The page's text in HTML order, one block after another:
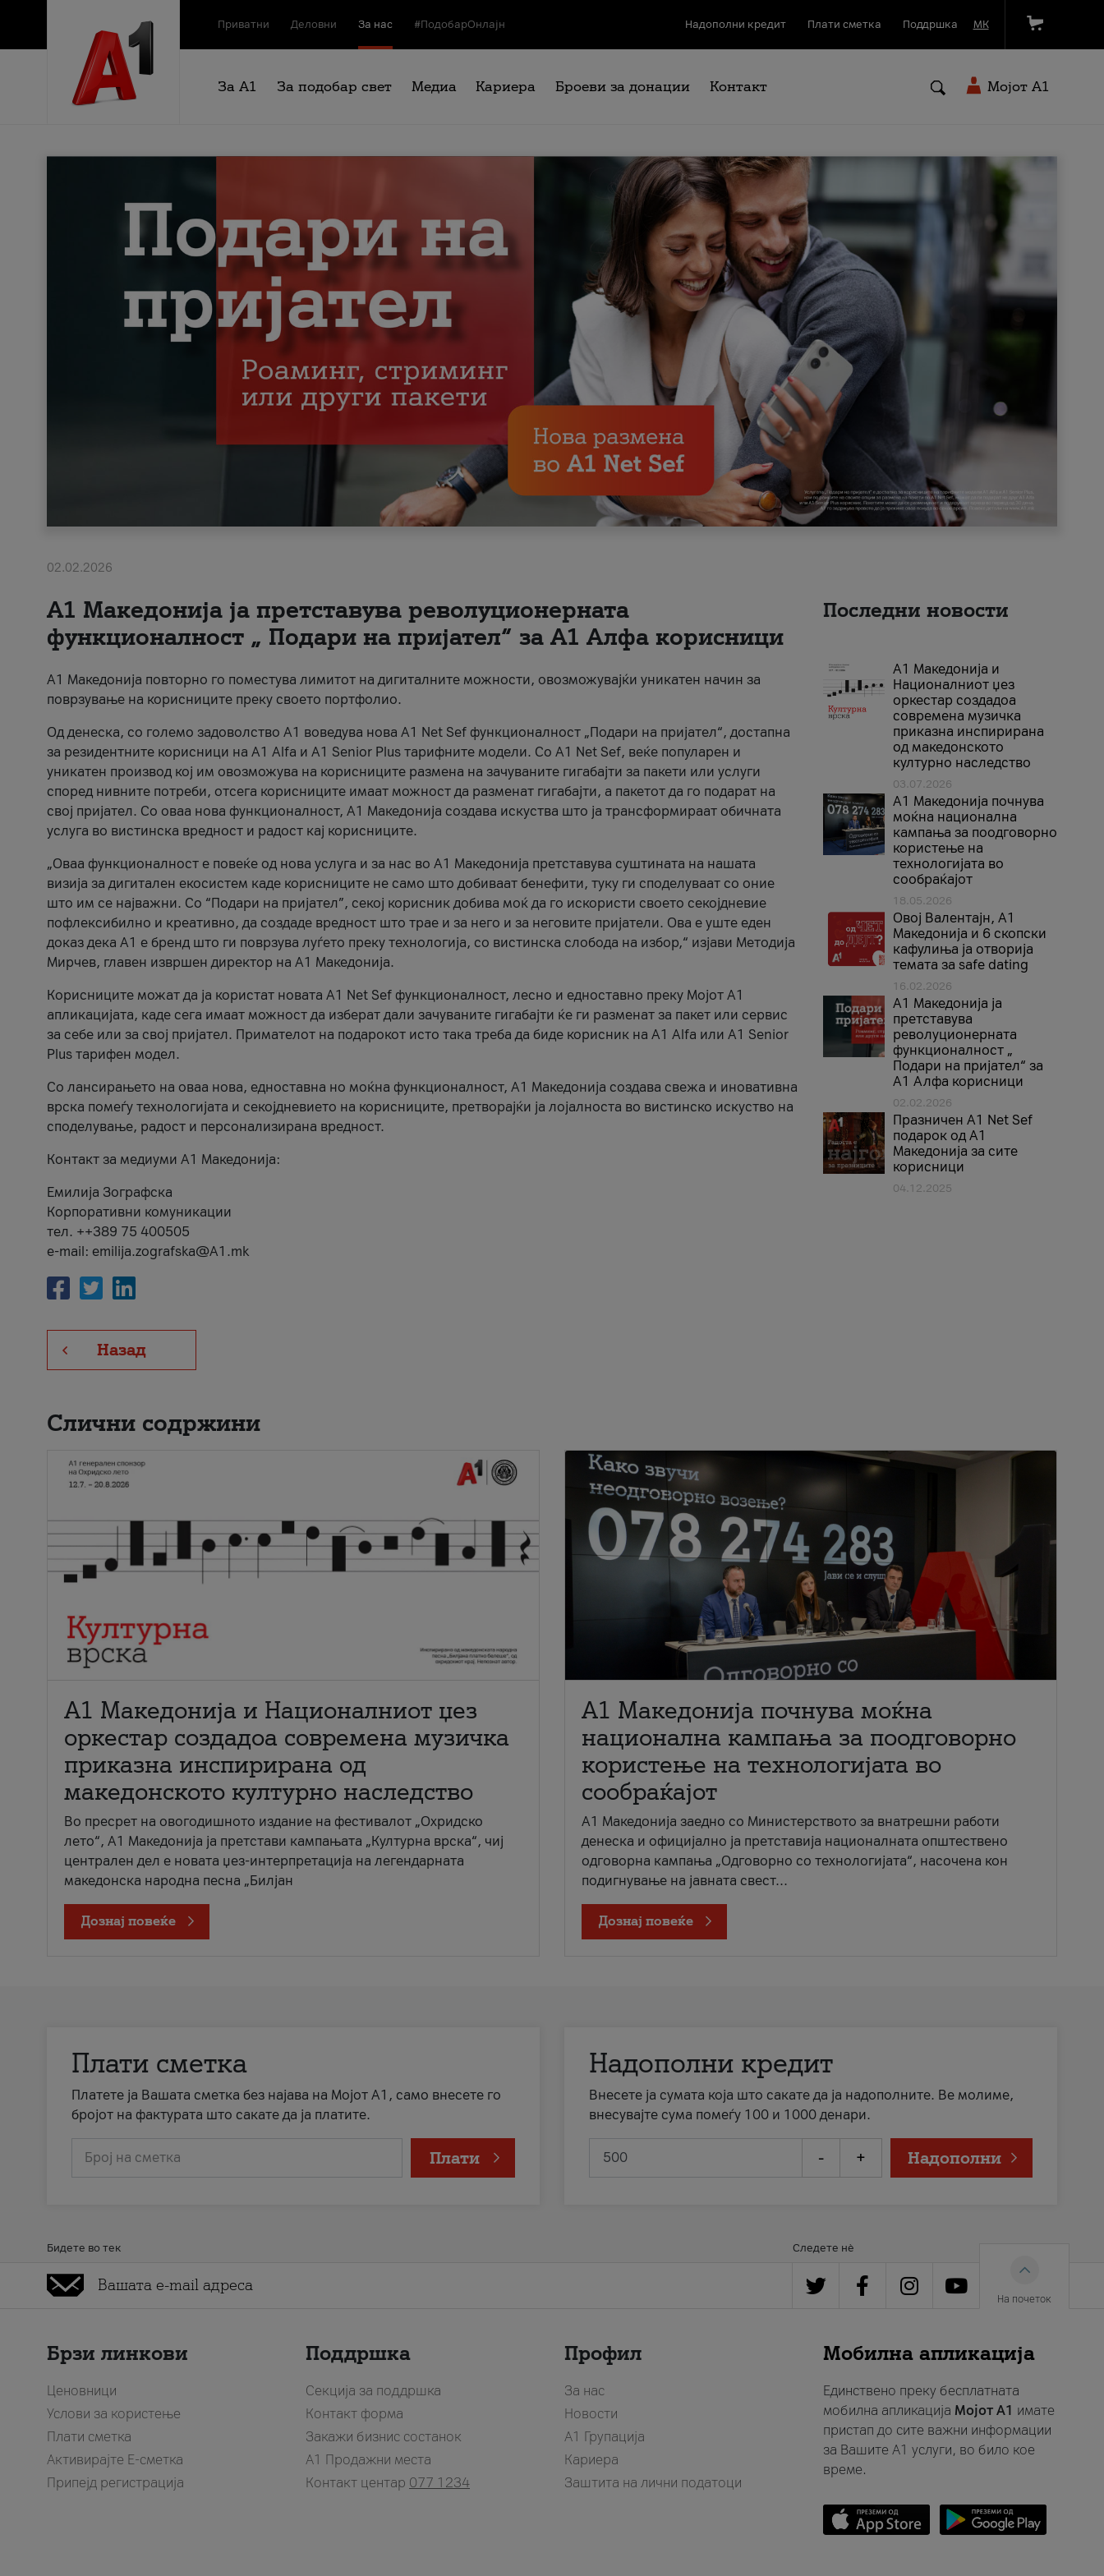
Приватни Деловни За нас #ПодобарОнлајн Надополни кредит Плати сметка Поддршка МК
За А1 За подобар свет Медиа Кариера Броеви за донации Контакт Мојот A1
02.02.2026
А1 Македонија ја претставува револуционерната
функционалност „ Подари на пријател“ за А1 Алфа корисници
А1 Македонија повторно го поместува лимитот на дигиталните можности, овозможувајќи уникатен начин за
поврзување на корисниците преку своето портфолио.
Од денеска, со големо задоволство А1 воведува нова A1 Net Sef функционалност „Подари на пријател“, достапна
за резидентните корисници на А1 Alfa и A1 Senior Plus тарифните модели. Со A1 Net Sef, веќе популарен и
уникатен производ кој им овозможува на корисниците размена на зачуваните гигабајти за пакети или услуги
според нивните потреби, отсега корисниците имаат можност да разменат гигабајти, а пакетот да го подарат на
свој пријател. Со оваа нова функционалност, А1 Македонија создава искуства што ја трансформираат обичната
услуга во вистинска вредност и радост кај корисниците.
„Оваа функционалност е повеќе од нова услуга и за нас во А1 Македонија претставува суштината на нашата
визија за дигитален екосистем каде корисниците не само што добиваат бенефити, туку ги споделуваат со оние
што им се најважни. Со “Подари на пријател”, секој корисник добива моќ да го искористи своето секојдневие
пофлексибилно и креативно, да создаде вредност што трае и за него и за неговите пријатели. Ова е уште еден
доказ дека А1 е бренд што ги поврзува луѓето преку технологија, со вистинска слобода на избор,“ изјави Методија
Мирчев, главен извршен директор на А1 Македонија.
Корисниците можат да ја користат новата А1 Net Sef функционалност, лесно и едноставно преку Мојот А1
апликацијата, каде сега имаат можност да изберат дали зачуваните гигабајти ќе ги разменат за пакет или сервис
за себе или за свој пријател. Примателот на подарокот исто така треба да биде корисник на А1 Alfa или A1 Senior
Plus тарифен модел.
Со лансирањето на оваа нова, едноставна но моќна функционалност, А1 Македонија создава свежа и иновативна
врска помеѓу технологијата и секојдневието на корисниците, претворајќи ја лојалноста во вистинско искуство на
споделување, радост и персонализирана вредност.
Контакт за медиуми А1 Македонија:
Емилија Зографска
Корпоративни комуникации
тел. ++389 75 400505
e-mail: emilija.zografska@A1.mk
Назад
Последни новости
А1 Македонија и
Националниот џез
оркестар создадоа
современа музичка
приказна инспирирана
од македонското
културно наследство
03.07.2026
A1 Македонија почнува
моќна национална
кампања за поодговорно
користење на
технологијата во
сообраќајот
18.05.2026
Овој Валентајн, A1
Македонија и 6 скопски
кафулиња ја отворија
темата за safe dating
16.02.2026
А1 Македонија ја
претставува
револуционерната
функционалност „
Подари на пријател“ за
А1 Алфа корисници
02.02.2026
Празничен A1 Net Sеf
подарок од А1
Македонија за сите
корисници
04.12.2025
Слични содржини
А1 Македонија и Националниот џез
оркестар создадоа современа музичка
приказна инспирирана од
македонското културно наследство
Во пресрет на овогодишното издание на фестивалот „Охридско
лето“, А1 Македонија ја претстави кампањата „Културна врска“, чиј
централен дел е новата џез-интерпретација на легендарната
македонска народна песна „Билјан
Дознај повеќе
A1 Македонија почнува моќна
национална кампања за поодговорно
користење на технологијата во
сообраќајот
A1 Македонија заедно со Министерството за внатрешни работи
денеска и официјално ја претставија националната општествено
одговорна кампања „Одговорно со технологијата“, насочена кон
подигнување на јавната свест...
Дознај повеќе
Плати сметка
Платете ја Вашата сметка без најава на Мојот А1, само внесете го
бројот на фактурата што сакате да ја платите.
Број на сметка Плати
Надополни кредит
Внесете ја сумата која што сакате да ја надополните. Ве молиме,
внесувајте сума помеѓу 100 и 1000 денари.
- + Надополни
Бидете во тек Следете нè
На почеток
Брзи линкови
Ценовници
Услови за користење
Плати сметка
Активирајте Е-сметка
Припејд регистрација
Поддршка
Секција за поддршка
Контакт форма
Закажи бизнис состанок
A1 Продажни места
Контакт центар 077 1234
Профил
За нас
Новости
А1 Групација
Кариера
Заштита на лични податоци
Мобилна апликација
Единствено преку бесплатната
мобилна апликација Мојот A1 имате
пристап до сите важни информации
за Вашите A1 услуги, во било кое
време.